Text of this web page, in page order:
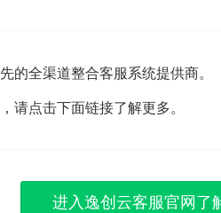
的全渠道整合客服系统提供商。
请点击下面链接了解更多。
进入逸创云客服官网了